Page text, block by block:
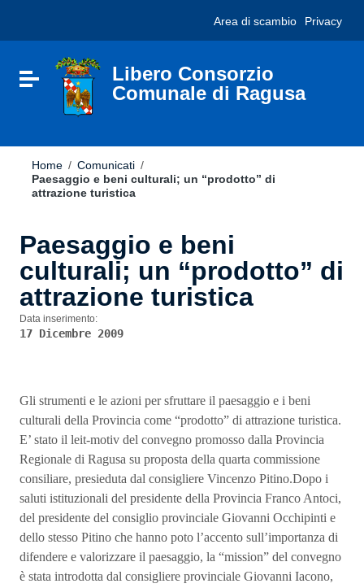
sito
include
Vai al footer
Area di scambio Privacy
Attiva / disattiva la navigazione
Libero Consorzio
Comunale di Ragusa
Home / Comunicati /
Paesaggio e beni culturali; un “prodotto” di
attrazione turistica
Paesaggio e beni
culturali; un “prodotto” di
attrazione turistica
Data inserimento:
17 Dicembre 2009
Gli strumenti e le azioni per sfruttare il paesaggio e i beni
culturali della Provincia come “prodotto” di attrazione turistica.
E’ stato il leit-motiv del convegno promosso dalla Provincia
Regionale di Ragusa su proposta della quarta commissione
consiliare, presieduta dal consigliere Vincenzo Pitino.Dopo i
saluti istituzionali del presidente della Provincia Franco Antoci,
del presidente del consiglio provinciale Giovanni Occhipinti e
dello stesso Pitino che hanno poto l’accento sull’importanza di
difendere e valorizzare il paesaggio, la “mission” del convegno
è stata introdotta dal consigliere provinciale Giovanni Iacono,